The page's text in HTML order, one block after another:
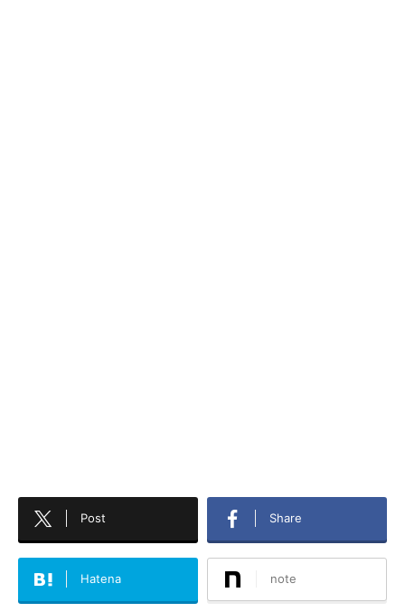
Post Share
Hatena note